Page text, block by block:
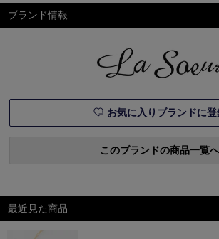
ジャージーワンピースとニッ
ト素材のセットアップ。忙し
し。この特集のアイテムを見
るエクラ1月号掲載一覧デジ
ブランド情報
お気に入りブランドに登
このブランドの商品一覧へ
最近見た商品